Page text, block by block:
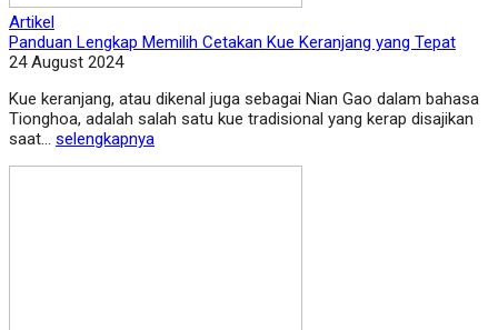
Artikel
Panduan Lengkap Memilih Cetakan Kue Keranjang yang Tepat
24 August 2024
Kue keranjang, atau dikenal juga sebagai Nian Gao dalam bahasa
Tionghoa, adalah salah satu kue tradisional yang kerap disajikan
saat... selengkapnya